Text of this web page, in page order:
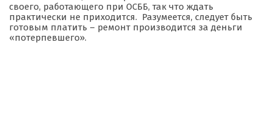
своего, работающего при ОСББ, так что ждать
практически не приходится. Разумеется, следует быть
готовым платить – ремонт производится за деньги
«потерпевшего».